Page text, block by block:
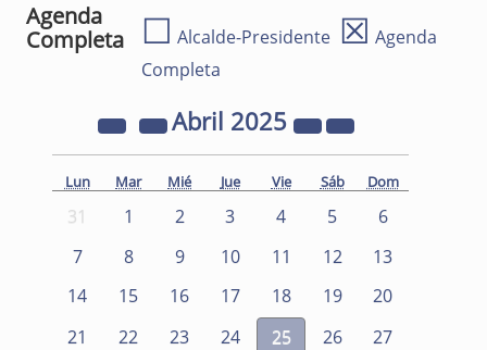
Agenda
Completa
☐ Alcalde-Presidente ☒ Agenda
Completa
Abril 2025
Lun Mar Mié Jue Vie Sáb Dom
31 1 2 3 4 5
6
7
8 9 10 11 12
13
14
15 16 17 18 19
20
21
22 23 24 25 26
27